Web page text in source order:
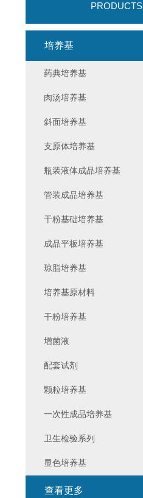
PRODUCTS
培养基
药典培养基
肉汤培养基
斜面培养基
支原体培养基
瓶装液体成品培养基
管装成品培养基
干粉基础培养基
成品平板培养基
琼脂培养基
培养基原材料
干粉培养基
增菌液
配套试剂
颗粒培养基
一次性成品培养基
卫生检验系列
显色培养基
查看更多